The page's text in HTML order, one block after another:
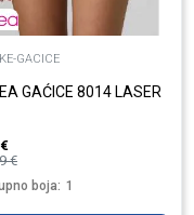
GACICE
GAĆICE 8014 LASER
€
€
boja: 1